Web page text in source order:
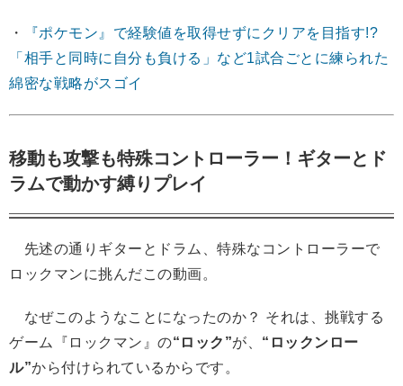
・
『ポケモン』で経験値を取得せずにクリアを目指す!?
「相手と同時に自分も負ける」など1試合ごとに練られた
綿密な戦略がスゴイ
移動も攻撃も特殊コントローラー！ギターとド
ラムで動かす縛りプレイ
先述の通りギターとドラム、特殊なコントローラーで
ロックマンに挑んだこの動画。
なぜこのようなことになったのか？ それは、挑戦する
ゲーム『ロックマン』の“ロック”が、 “ロックンロー
ル”から付けられているからです。